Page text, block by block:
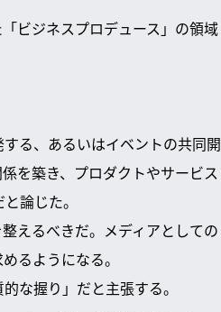
ビジネスプロデュース」の領域
る、あるいはイベントの共同開
を築き、プロダクトやサービス
論じた。
えるべきだ。メディアとしての
るようになる。
な握り」だと主張する。